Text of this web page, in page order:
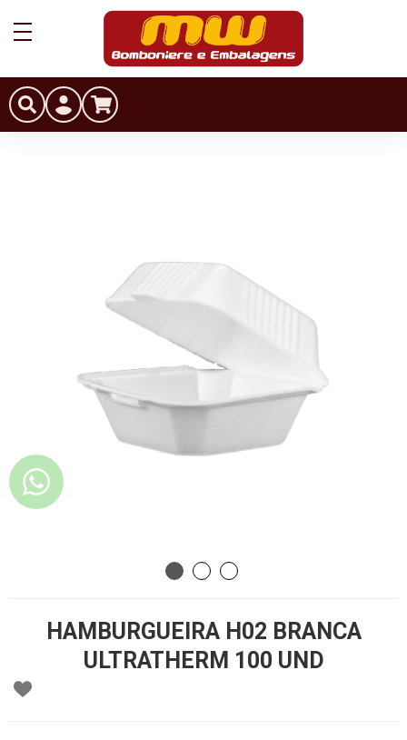
HAMBURGUEIRA H02 BRANCA
ULTRATHERM 100 UND